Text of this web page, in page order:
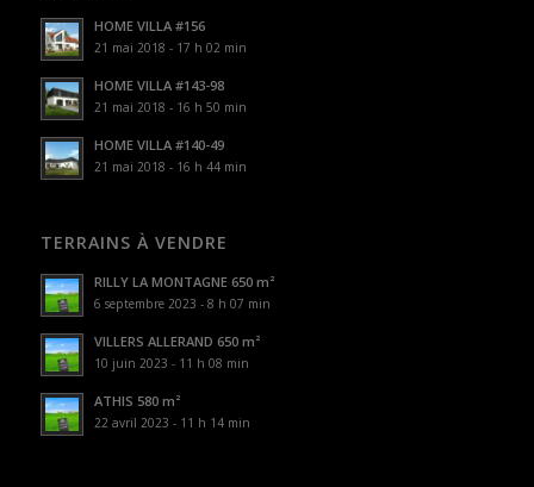
HOME VILLA #156
21 mai 2018 - 17 h 02 min
HOME VILLA #143-98
21 mai 2018 - 16 h 50 min
HOME VILLA #140-49
21 mai 2018 - 16 h 44 min
TERRAINS À VENDRE
RILLY LA MONTAGNE 650 m²
6 septembre 2023 - 8 h 07 min
VILLERS ALLERAND 650 m²
10 juin 2023 - 11 h 08 min
ATHIS 580 m²
22 avril 2023 - 11 h 14 min